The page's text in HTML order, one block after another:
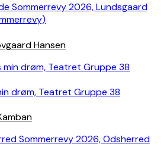
Sommerrevy 2026, Lundsgaard
Hansen
drøm, Teatret Gruppe 38